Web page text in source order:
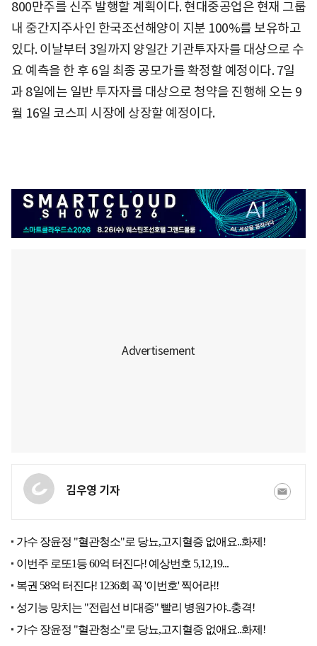
800만주를 신주 발행할 계획이다. 현대중공업은 현재 그룹
내 중간지주사인 한국조선해양이 지분 100%를 보유하고
있다. 이날부터 3일까지 양일간 기관투자자를 대상으로 수
요 예측을 한 후 6일 최종 공모가를 확정할 예정이다. 7일
과 8일에는 일반 투자자를 대상으로 청약을 진행해 오는 9
월 16일 코스피 시장에 상장할 예정이다.
김우영 기자